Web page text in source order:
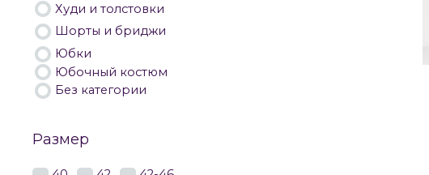
Худи и толстовки
Шорты и бриджи
Юбки
Юбочный костюм
Без категории
Размер